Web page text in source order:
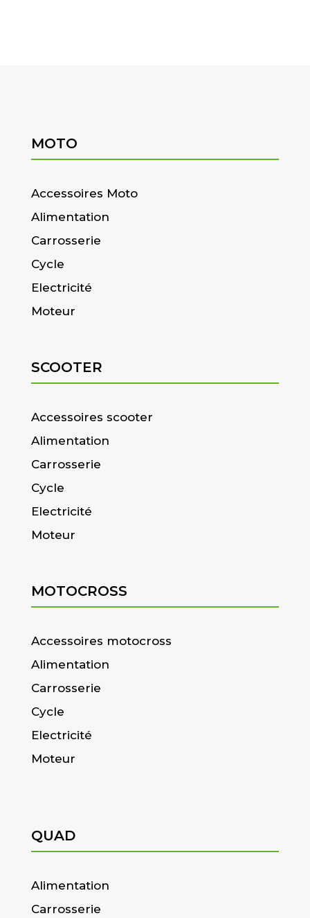
MOTO
Accessoires Moto
Alimentation
Carrosserie
Cycle
Electricité
Moteur
SCOOTER
Accessoires scooter
Alimentation
Carrosserie
Cycle
Electricité
Moteur
MOTOCROSS
Accessoires motocross
Alimentation
Carrosserie
Cycle
Electricité
Moteur
QUAD
Alimentation
Carrosserie